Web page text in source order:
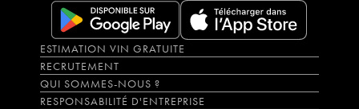
ESTIMATION VIN GRATUITE
RECRUTEMENT
QUI SOMMES-NOUS ?
RESPONSABILITÉ D'ENTREPRISE